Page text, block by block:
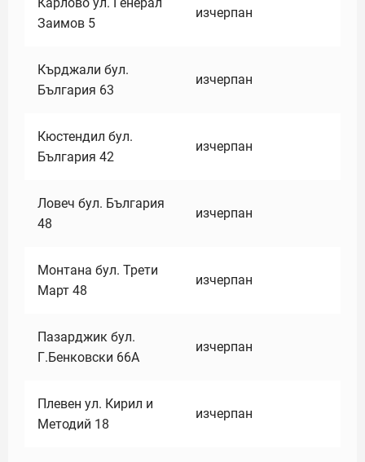
Заимов 5
изчерпан
Кърджали бул.
България 63
изчерпан
Кюстендил бул.
България 42
изчерпан
Ловеч бул. България
48
изчерпан
Монтана бул. Трети
Март 48
изчерпан
Пазарджик бул.
Г.Бенковски 66А
изчерпан
Плевен ул. Кирил и
Методий 18
изчерпан